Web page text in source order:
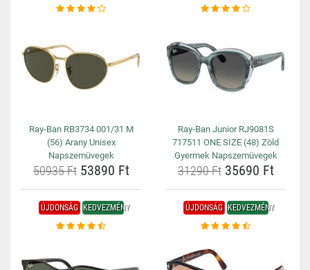
Ray-Ban RB3734 001/31 M
(56) Arany Unisex
Napszemüvegek
50935 Ft53890 Ft
Ray-Ban Junior RJ9081S
717511 ONE SIZE (48) Zöld
Gyermek Napszemüvegek
31290 Ft35690 Ft
ÚJDONSÁG KEDVEZMÉNY ÚJDONSÁG KEDVEZMÉNY